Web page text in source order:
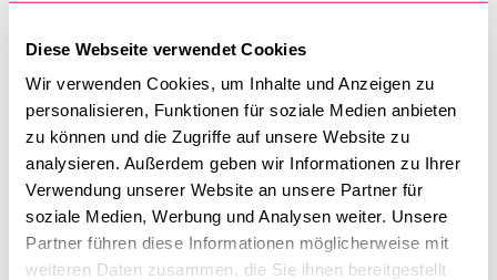
Diese Webseite verwendet Cookies
Wir verwenden Cookies, um Inhalte und Anzeigen zu
personalisieren, Funktionen für soziale Medien anbieten
zu können und die Zugriffe auf unsere Website zu
analysieren. Außerdem geben wir Informationen zu Ihrer
Verwendung unserer Website an unsere Partner für
soziale Medien, Werbung und Analysen weiter. Unsere
Partner führen diese Informationen möglicherweise mit
weiteren Daten zusammen, die Sie ihnen bereitgestellt
und ihre Institutionen im Zentrum von Forschung und Lehre
stehen. Regierungsrat Schwerzmann: «Damit positioniert
sich die Universität Luzern in wichtigen Zukunftsthemen als
sehr gut aufgestellte humanwissenschaftliche
Spezialitätenuni.» Mit dieser Abrundung des Profils in
diesem «Schlüsseljahr» gelte es, so Rektor Staffelbach, mit
der gleichen Energie weiter voranzuschreiten. Dies zum
einen, was die weitere Gestaltung und den Aufbau der